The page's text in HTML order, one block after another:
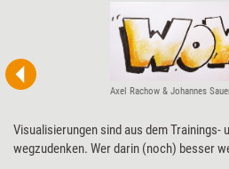
Axel Rachow & Johannes
Visualisierungen sind aus dem Trainings-
wegzudenken. Wer darin (noch) besser